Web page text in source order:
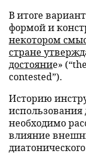
В итоге
формой и
некотором
стране
достояние»
contested”).
Историю
использования
необходимо
влияние